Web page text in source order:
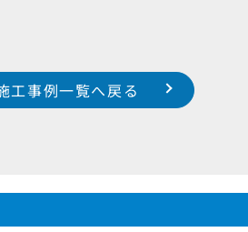
工事例一覧へ戻る